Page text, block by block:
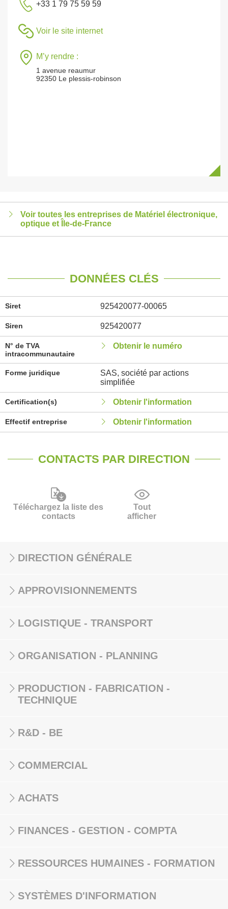
+33 1 79 75 59 59
Voir le site internet
M’y rendre :
1 avenue reaumur
92350 Le plessis-robinson
Voir toutes les entreprises de Matériel électronique,
optique et Île-de-France
DONNÉES CLÉS
Siret 925420077-00065
Siren 925420077
N° de TVA
intracommunautaire
Obtenir le numéro
Forme juridique
SAS, société par actions
simplifiée
Certification(s) Obtenir l'information
Effectif entreprise Obtenir l'information
CONTACTS PAR DIRECTION
Téléchargez la liste des
contacts
Tout
afficher
DIRECTION GÉNÉRALE
APPROVISIONNEMENTS
LOGISTIQUE - TRANSPORT
ORGANISATION - PLANNING
PRODUCTION - FABRICATION -
TECHNIQUE
R&D - BE
COMMERCIAL
ACHATS
FINANCES - GESTION - COMPTA
RESSOURCES HUMAINES - FORMATION
SYSTÈMES D'INFORMATION